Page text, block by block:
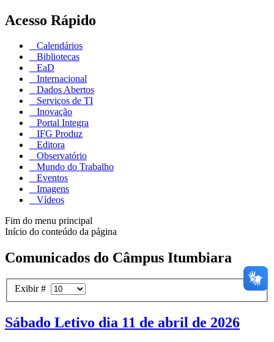
Acesso Rápido
Calendários
Bibliotecas
EaD
Internacional
Dados Abertos
Serviços de TI
Inovação
Portal Integra
IFG Produz
Editora
Observatório
Mundo do Trabalho
Eventos
Imagens
Vídeos
Fim do menu principal
Início do conteúdo da página
Comunicados do Câmpus Itumbiara
Exibir #
Sábado Letivo dia 11 de abril de 2026